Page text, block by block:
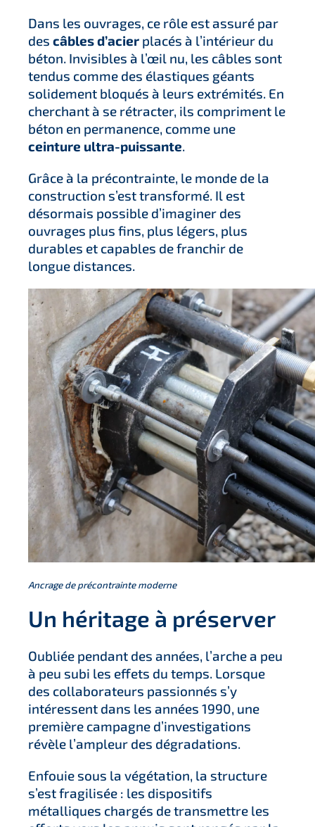
Dans les ouvrages, ce rôle est assuré par
des câbles d’acier placés à l’intérieur du
béton. Invisibles à l’œil nu, les câbles sont
tendus comme des élastiques géants
solidement bloqués à leurs extrémités. En
cherchant à se rétracter, ils compriment le
béton en permanence, comme une
ceinture ultra-puissante.
Grâce à la précontrainte, le monde de la
construction s’est transformé. Il est
désormais possible d’imaginer des
ouvrages plus fins, plus légers, plus
durables et capables de franchir de
longue distances.
Ancrage de précontrainte moderne
Un héritage à préserver
Oubliée pendant des années, l’arche a peu
à peu subi les effets du temps. Lorsque
des collaborateurs passionnés s’y
intéressent dans les années 1990, une
première campagne d’investigations
révèle l’ampleur des dégradations.
Enfouie sous la végétation, la structure
s’est fragilisée : les dispositifs
métalliques chargés de transmettre les